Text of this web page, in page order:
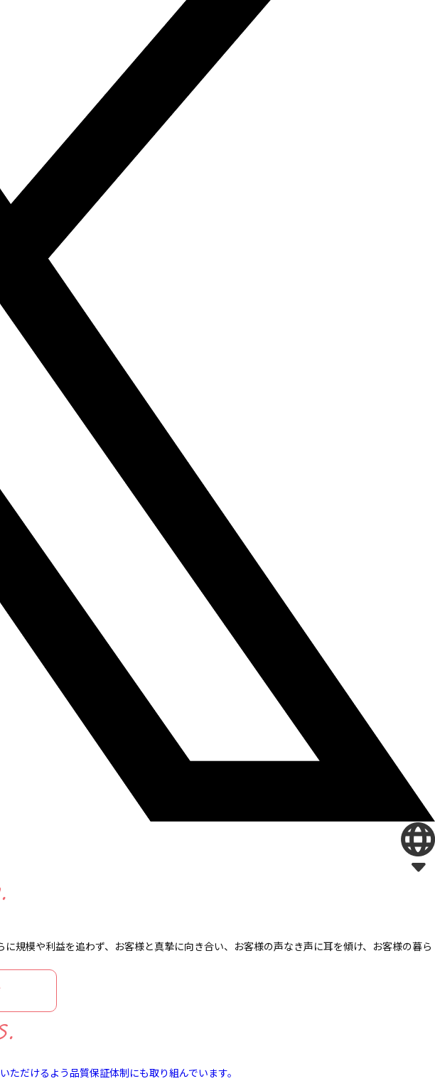
規模や利益を追わず、 お客様と真摯に向き合い、 お客様の声なき声に耳を傾け、 お客様の暮ら
だけるよう品質保証体制にも取り組んでいます。